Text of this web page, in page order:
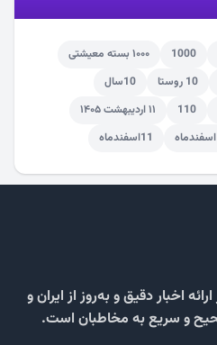
1000
۱۰۰۰ بسته معیشتی
10 روستا
10سال
110
۱۱ اردیبهشت ۱۴۰۵
11اسفندماه
اخبار دقیق و به‌روز از ایران و
و سریع به مخاطبان است.